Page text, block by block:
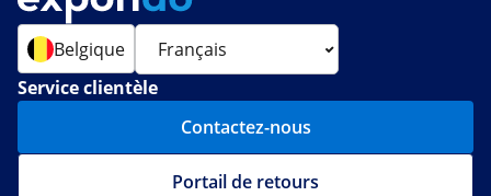
Belgique
Service clientèle
Contactez-nous
Portail de retours